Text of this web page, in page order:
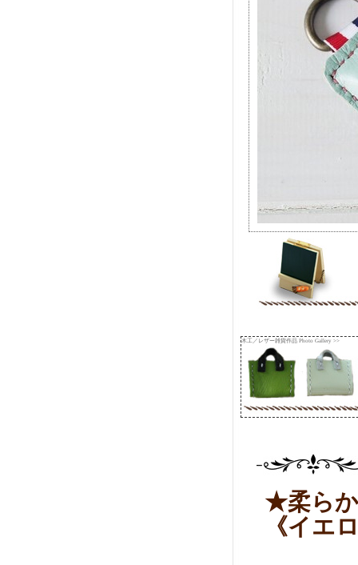
木工／レザー雑貨作品 Photo Gallery >>
★柔らか
《イエ